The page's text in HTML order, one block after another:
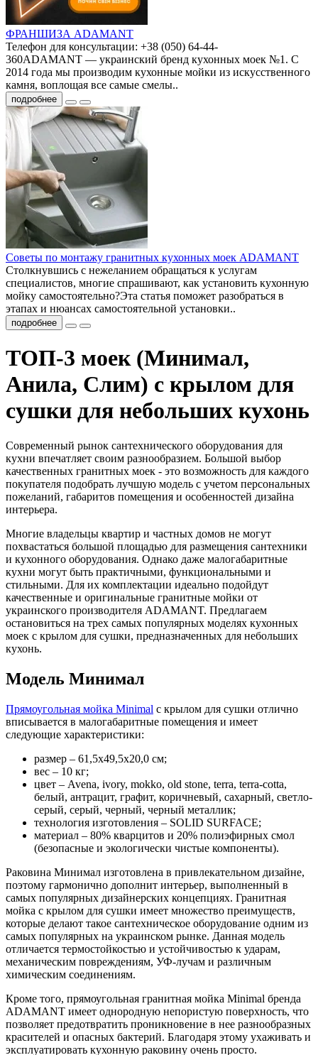
ФРАНШИЗА ADAMANT
Телефон для консультации: +38 (050) 64-44-
360ADAMANT — украинский бренд кухонных моек №1. С
2014 года мы производим кухонные мойки из искусственного
камня, воплощая все самые смелы..
подробнее
Советы по монтажу гранитных кухонных моек ADAMANT
Столкнувшись с нежеланием обращаться к услугам
специалистов, многие спрашивают, как установить кухонную
мойку самостоятельно?Эта статья поможет разобраться в
этапах и нюансах самостоятельной установки..
подробнее
ТОП-3 моек (Минимал,
Анила, Слим) с крылом для
сушки для небольших кухонь
Современный рынок сантехнического оборудования для
кухни впечатляет своим разнообразием. Большой выбор
качественных гранитных моек - это возможность для каждого
покупателя подобрать лучшую модель с учетом персональных
пожеланий, габаритов помещения и особенностей дизайна
интерьера.
Многие владельцы квартир и частных домов не могут
похвастаться большой площадью для размещения сантехники
и кухонного оборудования. Однако даже малогабаритные
кухни могут быть практичными, функциональными и
стильными. Для их комплектации идеально подойдут
качественные и оригинальные гранитные мойки от
украинского производителя ADAMANT. Предлагаем
остановиться на трех самых популярных моделях кухонных
моек с крылом для сушки, предназначенных для небольших
кухонь.
Модель Минимал
Прямоугольная мойка Minimal с крылом для сушки отлично
вписывается в малогабаритные помещения и имеет
следующие характеристики:
размер – 61,5х49,5х20,0 см;
вес – 10 кг;
цвет – Avena, ivory, mokko, old stone, terra, terra-cotta,
белый, антрацит, графит, коричневый, сахарный, светло-
серый, серый, черный, черный металлик;
технология изготовления – SOLID SURFACE;
материал – 80% кварцитов и 20% полиэфирных смол
(безопасные и экологически чистые компоненты).
Раковина Минимал изготовлена в привлекательном дизайне,
поэтому гармонично дополнит интерьер, выполненный в
самых популярных дизайнерских концепциях. Гранитная
мойка с крылом для сушки имеет множество преимуществ,
которые делают такое сантехническое оборудование одним из
самых популярных на украинском рынке. Данная модель
отличается термостойкостью и устойчивостью к ударам,
механическим повреждениям, УФ-лучам и различным
химическим соединениям.
Кроме того, прямоугольная гранитная мойка Minimal бренда
ADAMANT имеет однородную непористую поверхность, что
позволяет предотвратить проникновение в нее разнообразных
красителей и опасных бактерий. Благодаря этому ухаживать и
эксплуатировать кухонную раковину очень просто.